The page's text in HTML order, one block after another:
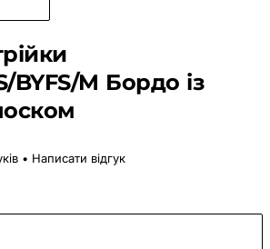
BYFS/M Бордо із
• Написати відгук